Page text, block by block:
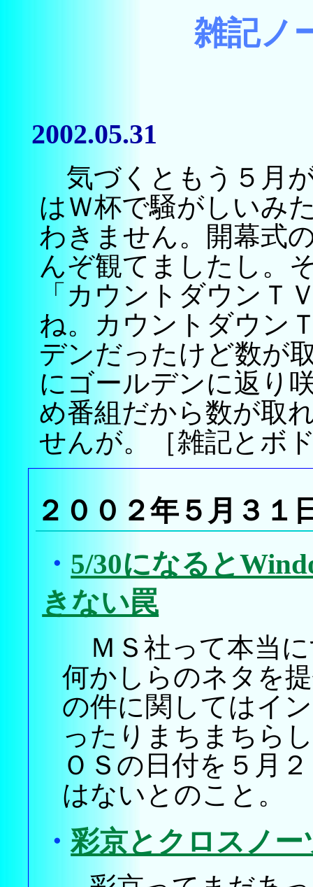
雑記ノ
2002.05.31
気づくともう５月
はＷ杯で騒がしいみ
わきません。開幕式
んぞ観てましたし。
「カウントダウンＴ
ね。カウントダウン
デンだったけど数が
にゴールデンに返り
め番組だから数が取
せんが。［雑記とボ
２００２年５月３１
・ 5/30になると
きない罠
ＭＳ社って本当
何かしらのネタを
の件に関してはイ
ったりまちまちら
ＯＳの日付を５月
はないとのこと。
・彩京とクロスノー